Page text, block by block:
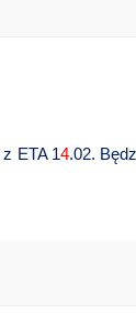
z ETA 14.02.